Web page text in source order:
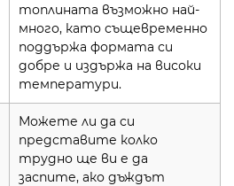
топлината възможно най-
много, като същевременно
поддържа формата си
добре и издържа на високи
температури.
Можете ли да си
представите колко
трудно ще ви е да
заспите, ако дъждът